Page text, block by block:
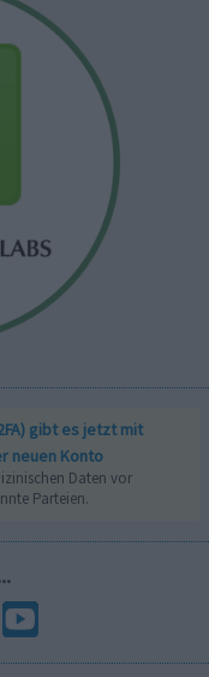
gibt es jetzt mit
neuen Konto
Daten vor
Parteien.